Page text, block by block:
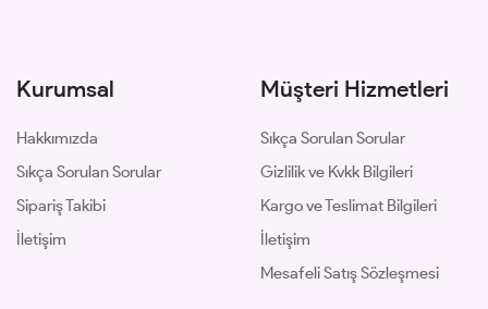
Kurumsal
Hakkımızda
Sıkça Sorulan Sorular
Sipariş Takibi
İletişim
Müşteri Hizmetleri
Sıkça Sorulan Sorular
Gizlilik ve Kvkk Bilgileri
Kargo ve Teslimat Bilgileri
İletişim
Mesafeli Satış Sözleşmesi